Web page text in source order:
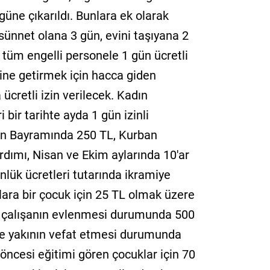
çıkarıldı. Bunlara ek olarak
olana 3 gün, evini taşıyana 2
engelli personele 1 gün ücretli
getirmek için hacca giden
izin verilecek. Kadın
bir tarihte ayda 1 gün izinli
Bayramında 250 TL, Kurban
Nisan ve Ekim aylarında 10'ar
ücretleri tutarında ikramiye
bir çocuk için 25 TL olmak üzere
evlenmesi durumunda 500
yakının vefat etmesi durumunda
öncesi eğitimi gören çocuklar için 70